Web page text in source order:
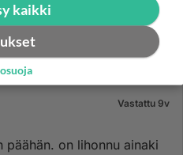
Vastattu 9v
päähän. on lihonnu ainaki
kaikki